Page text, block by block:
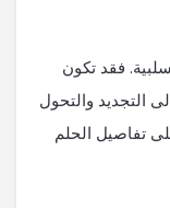
فقد تكون
التجديد والتحول
تفاصيل الحلم